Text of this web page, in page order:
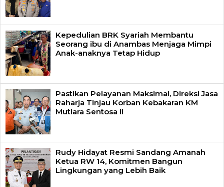
Kepedulian BRK Syariah Membantu
Seorang ibu di Anambas Menjaga Mimpi
Anak-anaknya Tetap Hidup
Pastikan Pelayanan Maksimal, Direksi Jasa
Raharja Tinjau Korban Kebakaran KM
Mutiara Sentosa II
Rudy Hidayat Resmi Sandang Amanah
Ketua RW 14, Komitmen Bangun
Lingkungan yang Lebih Baik